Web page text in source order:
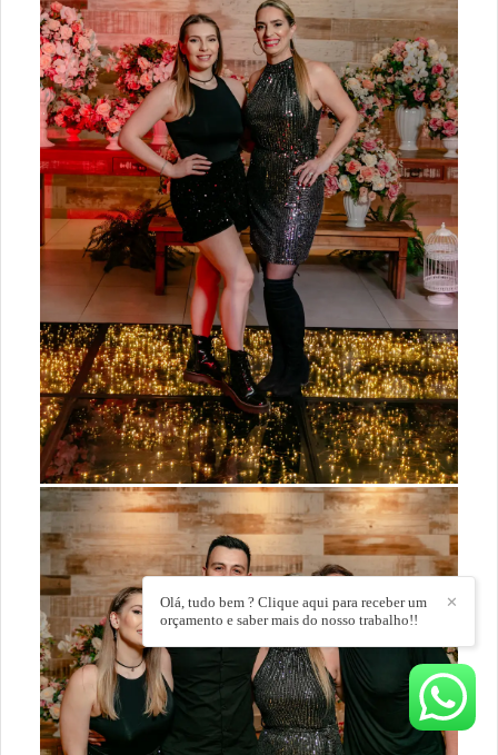
✕
Olá, tudo bem ? Clique aqui para receber um
orçamento e saber mais do nosso trabalho!!